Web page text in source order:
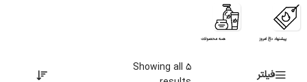
پیشنهاد داغ امروز همه محصولات
فیلتر
Showing all 5